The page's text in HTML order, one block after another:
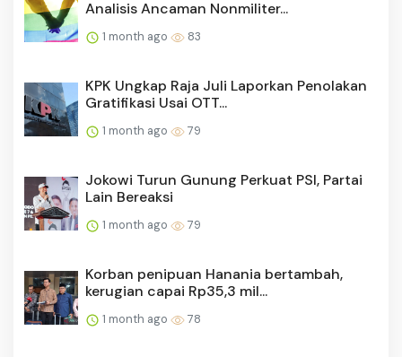
Analisis Ancaman Nonmiliter...
1 month ago 83
KPK Ungkap Raja Juli Laporkan Penolakan
Gratifikasi Usai OTT...
1 month ago 79
Jokowi Turun Gunung Perkuat PSI, Partai
Lain Bereaksi
1 month ago 79
Korban penipuan Hanania bertambah,
kerugian capai Rp35,3 mil...
1 month ago 78